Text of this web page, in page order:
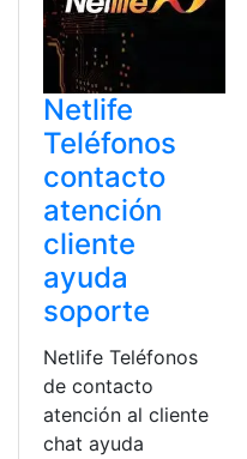
Netlife
Teléfonos
contacto
atención
cliente
ayuda
soporte
Netlife Teléfonos
de contacto
atención al cliente
chat ayuda